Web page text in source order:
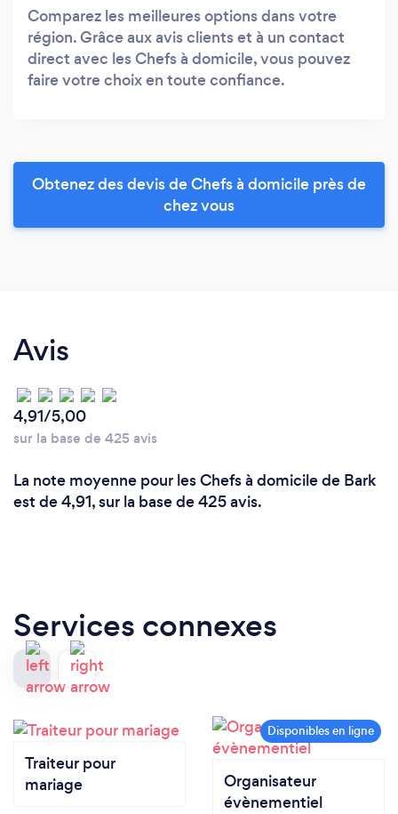
Comparez les meilleures options dans votre
région. Grâce aux avis clients et à un contact
direct avec les Chefs à domicile, vous pouvez
faire votre choix en toute confiance.
Obtenez des devis de Chefs à domicile près de
chez vous
Avis
4,91/5,00
sur la base de 425 avis
La note moyenne pour les Chefs à domicile de Bark
est de 4,91, sur la base de 425 avis.
Services connexes
Traiteur pour
mariage
Organisateur
évènementiel